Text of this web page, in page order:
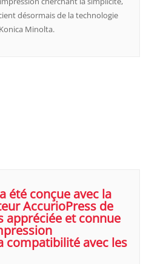
désormais de la technologie
Minolta.
été conçue avec la
AccurioPress de
appréciée et connue
compatibilité avec les